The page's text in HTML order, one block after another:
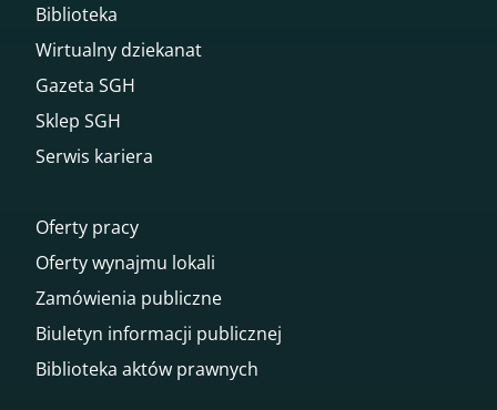
Biblioteka
Wirtualny dziekanat
Gazeta SGH
Sklep SGH
Serwis kariera
Oferty pracy
Oferty wynajmu lokali
Zamówienia publiczne
Biuletyn informacji publicznej
Biblioteka aktów prawnych